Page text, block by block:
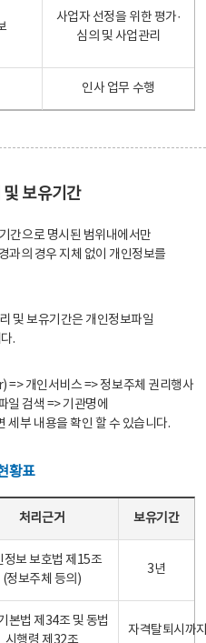
사업자 선정을 위한 평가·
심의 및 사업관리
인사 업무 수행
보유기간
간으로 명시된 범위내에서만
과의 경우 지체 없이 개인정보를
및 보유기간은 개인정보파일
.
개인서비스 => 정보주체 권리행사
일 검색 => 기관명에
부 내용을 확인 할 수 있습니다.
황표
처리근거 보유기간
정보 보호법 제15조
(정보주체 등의)
3년
본법 제34조 및 동법
시행령 제32조
자격탈퇴시까